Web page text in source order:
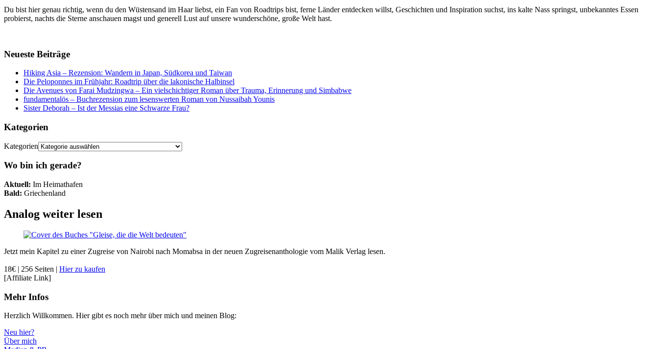
Du bist hier genau richtig, wenn du den Wüstensand im Haar liebst, ein Fan von Roadtrips bist, ferne Länder entdecken willst, Geschichten und Inspiration suchst, ins kalte Nass springst, unbekanntes Essen
probierst, nachts die Sterne anschauen magst und generell Lust auf unsere wunderschöne, große Welt hast.
Neueste Beiträge
Hiking Asia – Rezension: Wandern in Japan, Südkorea und Taiwan
Die Peloponnes im Frühjahr: Roadtrip über die lakonische Halbinsel
Die Avenues von Farai Mudzingwa – Ein vielschichtiger Roman über Trauma, Erinnerung und Simbabwe
fundamentalös – Buchrezension zum lesenswerten Roman von Nussaibah Younis
Sister Deborah – Ist der Messias eine Schwarze Frau?
Kategorien
Kategorien
Wo bin ich gerade?
Aktuell: Im Heimathafen
Bald: Griechenland
Analog weiter lesen
Jetzt mein Kapitel zu einer Zugreise von Nairobi nach Momabsa in der neuen Zugreisenanthologie vom Malik Verlag lesen.
18€ | 256 Seiten | Hier zu kaufen
[Affiliate Link]
Mehr Infos
Herzlich Willkommen. Hier gibt es noch mehr über mich und meinen Blog:
Neu hier?
Über mich